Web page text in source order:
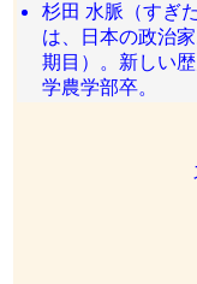
杉田 水脈（すぎ
は、日本の政治
期目）。新しい
学農学部卒。